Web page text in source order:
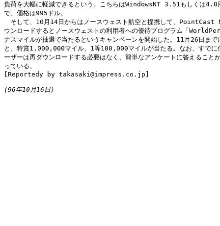
負荷を大幅に軽減できるという。こちらはWindowsNT 3.51もしくは4.0
で、価格は995ドル。
そして、10月14日からはノースウェスト航空と提携して、PointCast
ウンロードするとノースウェストの利用者への優待プログラム「
ナスマイルが抽選で当たるというキャンペーンを開始した。11月26日まで
と、特賞1,000,000マイル、1等100,000マイルが当たる。なお、すでに
ーザーは再ダウンロードする必要はなく、簡単なアンケートに答えること
っている。
[Reportedy by takasaki@impress.co.jp]
(96年10月16日)